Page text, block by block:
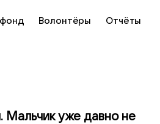
Волонтёры Отчёты
Мальчик уже давно не